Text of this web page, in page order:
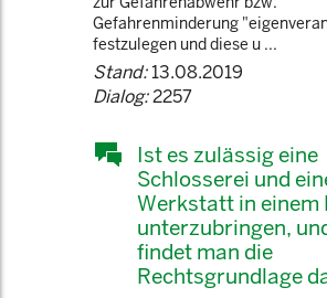
Gefahrenminderung
festzulegen und diese u ...
Stand:13.08.2019
Dialog:2257
Ist es zulässig eine
Schlosserei und
Werkstatt in einem
unterzubringen,
findet man die
Rechtsgrundlage